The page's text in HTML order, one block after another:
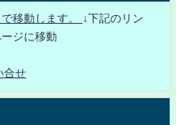
移動します。
↓下記のリン
ジに移動
合せ